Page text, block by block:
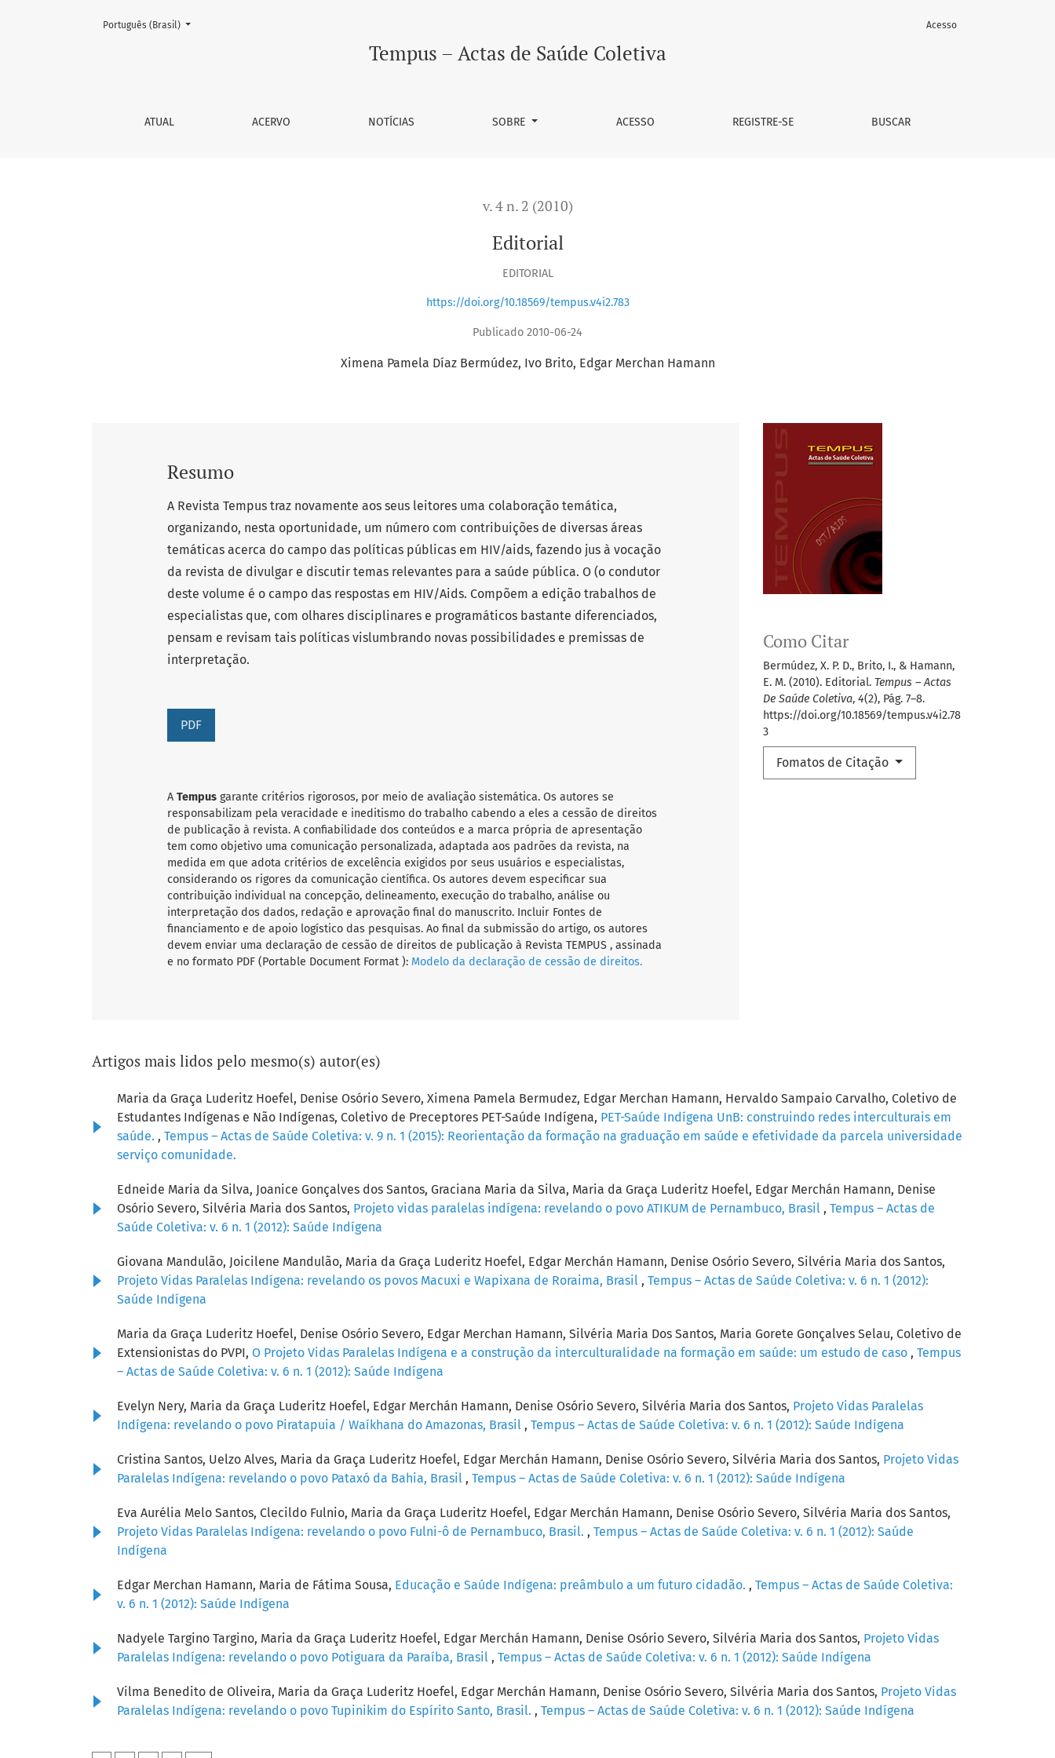
Editorial
Tempus – Actas de Saúde Coletiva
ATUAL ACERVO NOTÍCIAS SOBRE ACESSO REGISTRE-SE BUSCAR
Acesso
Mudar o idioma. O atual é:
Português (Brasil)
v. 4 n. 2 (2010)
Editorial
EDITORIAL
https://doi.org/10.18569/tempus.v4i2.783
Publicado 2010-06-24
Ximena Pamela Díaz Bermúdez Ivo Brito Edgar Merchan Hamann
Como Citar
Bermúdez, X. P. D., Brito, I., & Hamann,
E. M. (2010). Editorial. Tempus – Actas
De Saúde Coletiva, 4(2), Pág. 7–8.
https://doi.org/10.18569/tempus.v4i2.78
3
Fomatos de Citação
Resumo
A Revista Tempus traz novamente aos seus leitores uma colaboração temática,
organizando, nesta oportunidade, um número com contribuições de diversas áreas
temáticas acerca do campo das políticas públicas em HIV/aids, fazendo jus à vocação
da revista de divulgar e discutir temas relevantes para a saúde pública. O (o condutor
deste volume é o campo das respostas em HIV/Aids. Compõem a edição trabalhos de
especialistas que, com olhares disciplinares e programáticos bastante diferenciados,
pensam e revisam tais políticas vislumbrando novas possibilidades e premissas de
interpretação.
PDF
A Tempus garante critérios rigorosos, por meio de avaliação sistemática. Os autores se
responsabilizam pela veracidade e ineditismo do trabalho cabendo a eles a cessão de direitos
de publicação à revista. A confiabilidade dos conteúdos e a marca própria de apresentação
tem como objetivo uma comunicação personalizada, adaptada aos padrões da revista, na
medida em que adota critérios de excelência exigidos por seus usuários e especialistas,
considerando os rigores da comunicação científica. Os autores devem especificar sua
contribuição individual na concepção, delineamento, execução do trabalho, análise ou
interpretação dos dados, redação e aprovação final do manuscrito. Incluir Fontes de
financiamento e de apoio logístico das pesquisas. Ao final da submissão do artigo, os autores
devem enviar uma declaração de cessão de direitos de publicação à Revista TEMPUS , assinada
e no formato PDF (Portable Document Format ): Modelo da declaração de cessão de direitos.
Artigos mais lidos pelo mesmo(s) autor(es)
Maria da Graça Luderitz Hoefel, Denise Osório Severo, Ximena Pamela Bermudez, Edgar Merchan Hamann, Hervaldo Sampaio Carvalho, Coletivo de
Estudantes Indígenas e Não Indígenas, Coletivo de Preceptores PET-Saúde Indígena, PET-Saúde Indígena UnB: construindo redes interculturais em
saúde. , Tempus – Actas de Saúde Coletiva: v. 9 n. 1 (2015): Reorientação da formação na graduação em saúde e efetividade da parcela universidade
serviço comunidade.
Edneide Maria da Silva, Joanice Gonçalves dos Santos, Graciana Maria da Silva, Maria da Graça Luderitz Hoefel, Edgar Merchán Hamann, Denise
Osório Severo, Silvéria Maria dos Santos, Projeto vidas paralelas indígena: revelando o povo ATIKUM de Pernambuco, Brasil , Tempus – Actas de
Saúde Coletiva: v. 6 n. 1 (2012): Saúde Indígena
Giovana Mandulão, Joicilene Mandulão, Maria da Graça Luderitz Hoefel, Edgar Merchán Hamann, Denise Osório Severo, Silvéria Maria dos Santos,
Projeto Vidas Paralelas Indígena: revelando os povos Macuxi e Wapixana de Roraima, Brasil , Tempus – Actas de Saúde Coletiva: v. 6 n. 1 (2012):
Saúde Indígena
Maria da Graça Luderitz Hoefel, Denise Osório Severo, Edgar Merchan Hamann, Silvéria Maria Dos Santos, Maria Gorete Gonçalves Selau, Coletivo de
Extensionistas do PVPI, O Projeto Vidas Paralelas Indígena e a construção da interculturalidade na formação em saúde: um estudo de caso , Tempus
– Actas de Saúde Coletiva: v. 6 n. 1 (2012): Saúde Indígena
Evelyn Nery, Maria da Graça Luderitz Hoefel, Edgar Merchán Hamann, Denise Osório Severo, Silvéria Maria dos Santos, Projeto Vidas Paralelas
Indígena: revelando o povo Piratapuia / Waíkhana do Amazonas, Brasil , Tempus – Actas de Saúde Coletiva: v. 6 n. 1 (2012): Saúde Indígena
Cristina Santos, Uelzo Alves, Maria da Graça Luderitz Hoefel, Edgar Merchán Hamann, Denise Osório Severo, Silvéria Maria dos Santos, Projeto Vidas
Paralelas Indígena: revelando o povo Pataxó da Bahia, Brasil , Tempus – Actas de Saúde Coletiva: v. 6 n. 1 (2012): Saúde Indígena
Eva Aurélia Melo Santos, Clecildo Fulnio, Maria da Graça Luderitz Hoefel, Edgar Merchán Hamann, Denise Osório Severo, Silvéria Maria dos Santos,
Projeto Vidas Paralelas Indígena: revelando o povo Fulni-ô de Pernambuco, Brasil. , Tempus – Actas de Saúde Coletiva: v. 6 n. 1 (2012): Saúde
Indígena
Edgar Merchan Hamann, Maria de Fátima Sousa, Educação e Saúde Indígena: preâmbulo a um futuro cidadão. , Tempus – Actas de Saúde Coletiva:
v. 6 n. 1 (2012): Saúde Indígena
Nadyele Targino Targino, Maria da Graça Luderitz Hoefel, Edgar Merchán Hamann, Denise Osório Severo, Silvéria Maria dos Santos, Projeto Vidas
Paralelas Indígena: revelando o povo Potiguara da Paraíba, Brasil , Tempus – Actas de Saúde Coletiva: v. 6 n. 1 (2012): Saúde Indígena
Vilma Benedito de Oliveira, Maria da Graça Luderitz Hoefel, Edgar Merchán Hamann, Denise Osório Severo, Silvéria Maria dos Santos, Projeto Vidas
Paralelas Indígena: revelando o povo Tupinikim do Espírito Santo, Brasil. , Tempus – Actas de Saúde Coletiva: v. 6 n. 1 (2012): Saúde Indígena